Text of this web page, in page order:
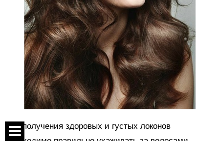
Для получения здоровых и густых локонов